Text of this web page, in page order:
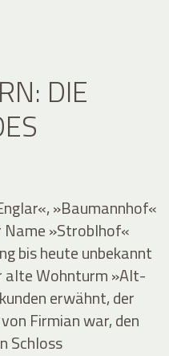
DIE
»Baumannhof«
Name »Stroblhof«
bis heute unbekannt
alte Wohnturm »Alt-
erwähnt, der
Firmian war, den
Schloss